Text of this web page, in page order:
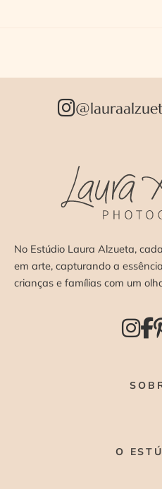
No Estúdio Laura Alzueta,
em arte, capturando a
crianças e famílias com um
O